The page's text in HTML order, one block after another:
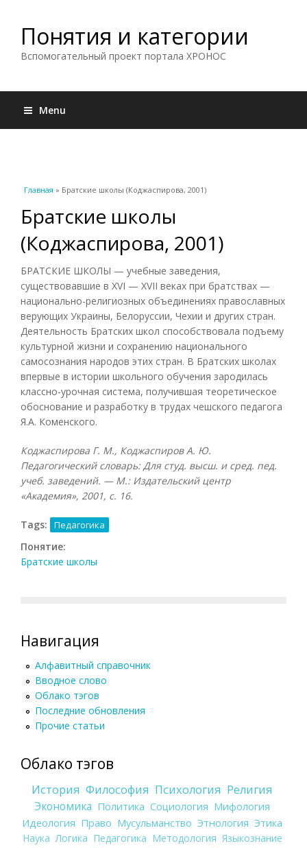
Понятия и категории
Вспомогательный проект портала ХРОНОС
Menu
Вы здесь
Главная » Братские школы (Коджаспирова, 2001)
Братские школы
(Коджаспирова, 2001)
БРАТСКИЕ ШКОЛЫ — учебные заведения,
существовавшие в XVI — XVII веках при братствах —
национально-религиозных объединениях православных
верующих Украины, Белоруссии, Чехии и других стран.
Деятельность Братских школ способствовала подъему
культурной жизни и сохранению национального
самосознания народов этих стран. В Братских школах
впервые в истории школьного обучения зародилась
классно-урочная система, получившая теоретическое
обоснование и разработку в трудах чешского педагога
Я.А. Коменского.
Коджаспирова Г. М., Коджаспиров А. Ю.
Педагогический словарь: Для студ. высш. и сред. пед.
учеб. заведений. — М.: Издательский центр
«Академия», 2001, с. 16.
Tags: Педагогика
Понятие:
Братские школы
Навигация
Алфавитный справочник
Вводное слово
Облако тэгов
Последние обновления
Прочие статьи
Облако тэгов
История Философия Психология Религия
Экономика Политика Социология Мифология
Идеология Право Мусульманство Этнология Этика
Наука Логика Педагогика Методология Языкознание